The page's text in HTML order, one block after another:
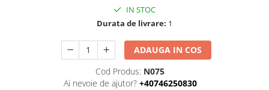
IN STOC
Durata de livrare: 1
ADAUGA IN COS
Cod Produs: N075
Ai nevoie de ajutor? +40746250830